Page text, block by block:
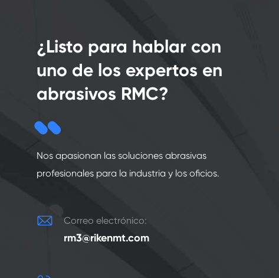
¿Listo para hablar con
uno de los expertos en
abrasivos RMC?
Nos apasionan las soluciones abrasivas
profesionales para la industria y los oficios.
 Correo electrónico:
rm3@rikenmt.com